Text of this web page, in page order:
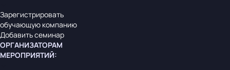
Зарегистрировать
обучающую компанию
Добавить семинар
ОРГАНИЗАТОРАМ
МЕРОПРИЯТИЙ: